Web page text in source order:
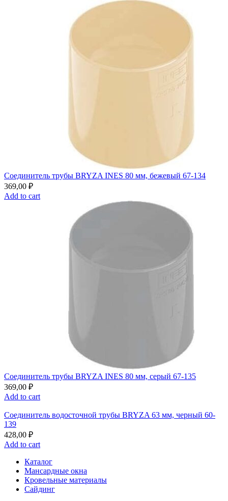
Соединитель трубы BRYZA INES 80 мм, бежевый 67-134
369,00 ₽
Add to cart
Соединитель трубы BRYZA INES 80 мм, серый 67-135
369,00 ₽
Add to cart
Соединитель водосточной трубы BRYZA 63 мм, черный 60-
139
428,00 ₽
Add to cart
Каталог
Мансардные окна
Кровельные материалы
Сайдинг